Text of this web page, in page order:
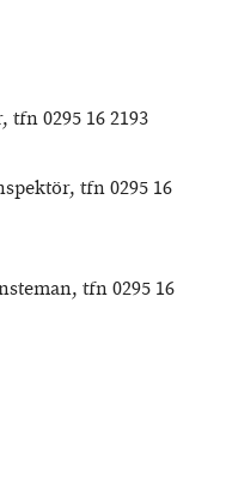
0295 16 2193
tfn 0295 16
tfn 0295 16